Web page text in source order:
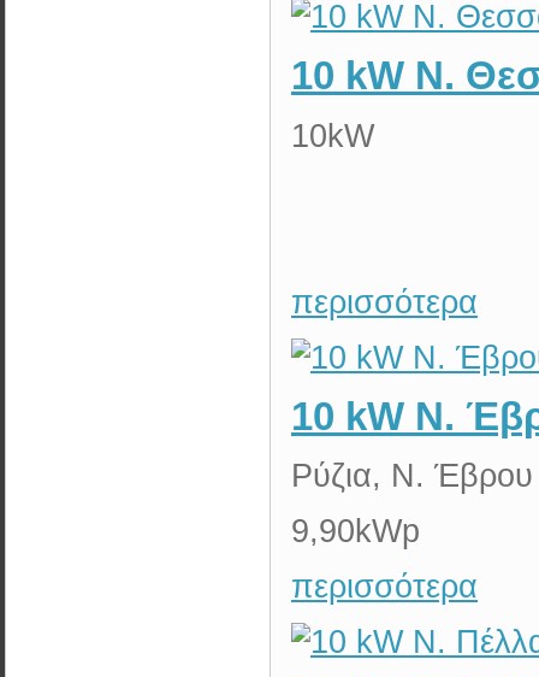
10 kW N.
10kW
περισσότερα
10 kW N.
Ρύζια, Ν. Έβρου
9,90kWp
περισσότερα